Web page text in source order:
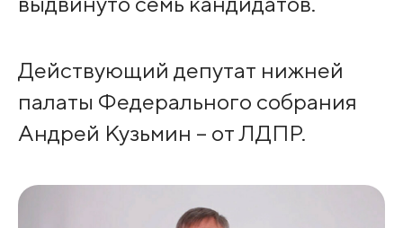
Действующий депутат нижней
палаты Федерального собрания
Андрей Кузьмин – от ЛДПР.